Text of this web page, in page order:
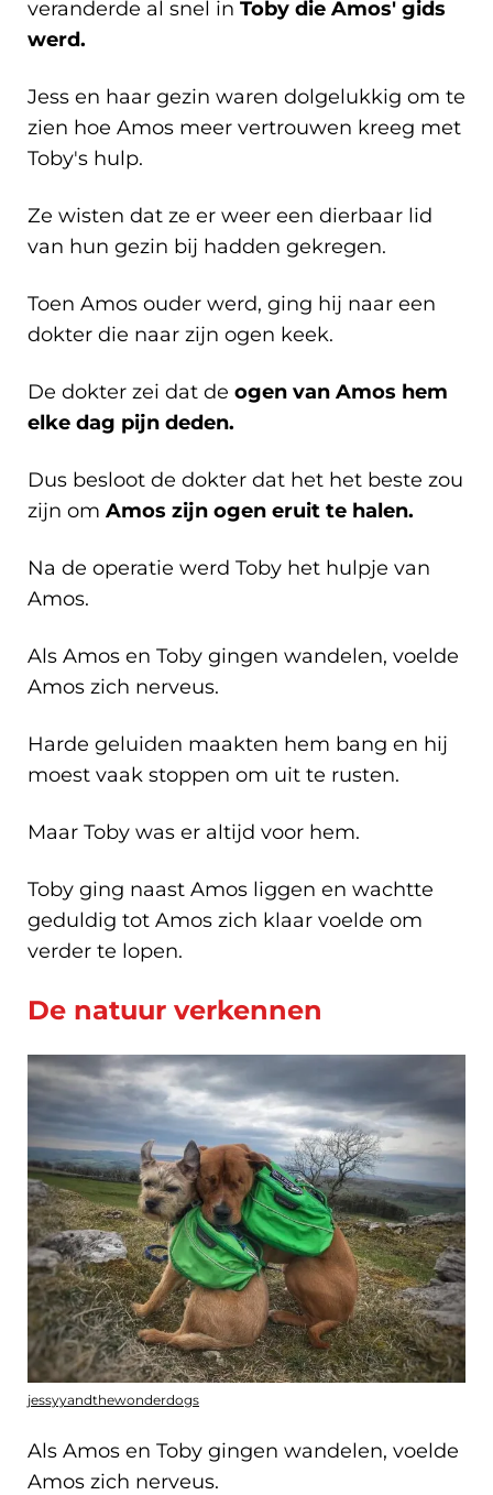
veranderde al snel in Toby die Amos' gids
werd.
Jess en haar gezin waren dolgelukkig om te
zien hoe Amos meer vertrouwen kreeg met
Toby's hulp.
Ze wisten dat ze er weer een dierbaar lid
van hun gezin bij hadden gekregen.
Toen Amos ouder werd, ging hij naar een
dokter die naar zijn ogen keek.
De dokter zei dat de ogen van Amos hem
elke dag pijn deden.
Dus besloot de dokter dat het het beste zou
zijn om Amos zijn ogen eruit te halen.
Na de operatie werd Toby het hulpje van
Amos.
Als Amos en Toby gingen wandelen, voelde
Amos zich nerveus.
Harde geluiden maakten hem bang en hij
moest vaak stoppen om uit te rusten.
Maar Toby was er altijd voor hem.
Toby ging naast Amos liggen en wachtte
geduldig tot Amos zich klaar voelde om
verder te lopen.
De natuur verkennen
jessyyandthewonderdogs
Als Amos en Toby gingen wandelen, voelde
Amos zich nerveus.